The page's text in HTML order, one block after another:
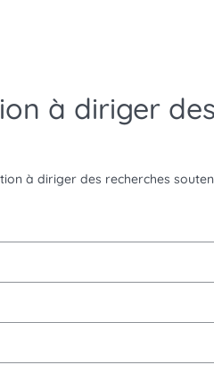
à diriger
à diriger des recherches